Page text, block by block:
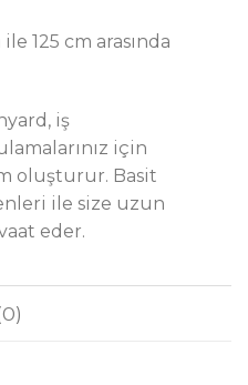
125 cm arasında
iş
için
oluşturur. Basit
ile size uzun
eder.